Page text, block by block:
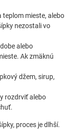
teplom mieste, alebo
nezostali vo
alebo
Ak zmäknú
džem, sirup,
rozdrviť alebo
proces je dlhší.